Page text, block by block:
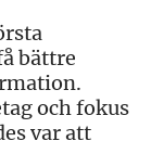
bättre
och fokus
var att